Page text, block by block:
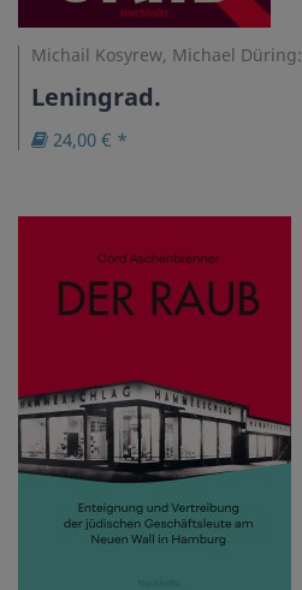
Michail Kosyrew, Michael Düring:
Leningrad.
24,00 € *